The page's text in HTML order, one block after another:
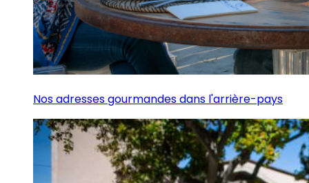
Nos adresses gourmandes dans l'arrière-pays